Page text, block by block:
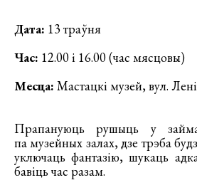
Дата: 13 траўня
Час: 12.00 і 16.00 (час мясцовы)
Месца: Мастацкі музей, вул.
Прапануюць рушыць у
па музейных залах, дзе трэба
уключаць фантазію, шукаць
бавіць час разам.